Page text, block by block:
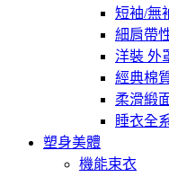
短袖/無
細肩帶
洋裝 外
經典棉
柔滑緞
睡衣全
塑身美體
機能束衣